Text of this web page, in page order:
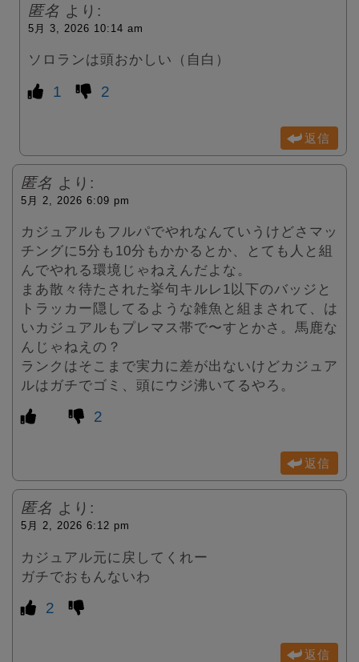
匿名 より:
5月 3, 2026 10:14 am
ソロランは頭おかしい（自白）
1 2
返信
匿名 より:
5月 2, 2026 6:09 pm
カジュアルもフルパでやれなんていうけどさマッ
チングに5分も10分もかかるとか、とても人と組
んでやれる環境じゃねえんだよな。
まあ散々待たされた挙句キルレ1以下のバッジと
トラッカー隠してるような雑魚と組まされて、は
いカジュアルもプレマス帯で〜すとかさ。馬鹿な
んじゃねえの？
ランクはそこまで実力に差が出ないけどカジュア
ルはガチでゴミ、頭にウジ沸いてるやろ。
2
返信
匿名 より:
5月 2, 2026 6:12 pm
カジュアル元に戻してくれー
ガチでおもんないわ
2
返信